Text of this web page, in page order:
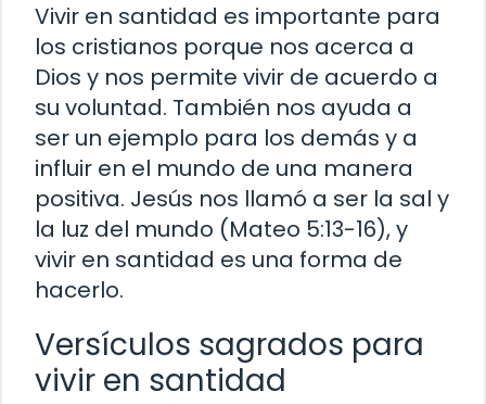
Vivir en santidad es importante para
los cristianos porque nos acerca a
Dios y nos permite vivir de acuerdo a
su voluntad. También nos ayuda a
ser un ejemplo para los demás y a
influir en el mundo de una manera
positiva. Jesús nos llamó a ser la sal y
la luz del mundo (Mateo 5:13-16), y
vivir en santidad es una forma de
hacerlo.
Versículos sagrados para
vivir en santidad